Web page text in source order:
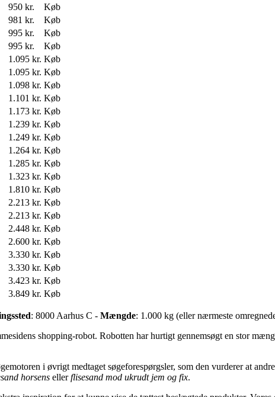
950 kr.
Køb
981 kr.
Køb
995 kr.
Køb
995 kr.
Køb
1.095 kr. Køb
1.095 kr. Køb
1.098 kr. Køb
1.101 kr. Køb
1.173 kr. Køb
1.239 kr. Køb
1.249 kr. Køb
1.264 kr. Køb
1.285 kr. Køb
1.323 kr. Køb
1.810 kr. Køb
2.213 kr. Køb
2.213 kr. Køb
2.448 kr. Køb
2.600 kr. Køb
3.330 kr. Køb
3.330 kr. Køb
3.423 kr. Køb
3.849 kr. Køb
: 8000 Aarhus C - Mængde: 1.000 kg (eller nærmeste
shopping-robot. Robotten har hurtigt gennemsøgt en stor
i øvrigt medtaget søgeforespørgsler, som den vurderer at
horsens ellerflisesand mod ukrudt jem og fix.